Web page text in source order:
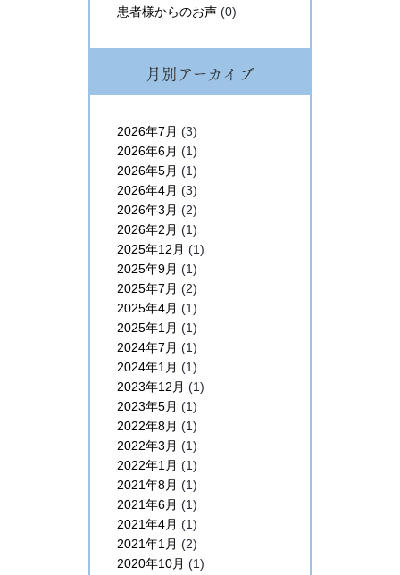
患者様からのお声 (0)
月別アーカイブ
2026年7月 (3)
2026年6月 (1)
2026年5月 (1)
2026年4月 (3)
2026年3月 (2)
2026年2月 (1)
2025年12月 (1)
2025年9月 (1)
2025年7月 (2)
2025年4月 (1)
2025年1月 (1)
2024年7月 (1)
2024年1月 (1)
2023年12月 (1)
2023年5月 (1)
2022年8月 (1)
2022年3月 (1)
2022年1月 (1)
2021年8月 (1)
2021年6月 (1)
2021年4月 (1)
2021年1月 (2)
2020年10月 (1)